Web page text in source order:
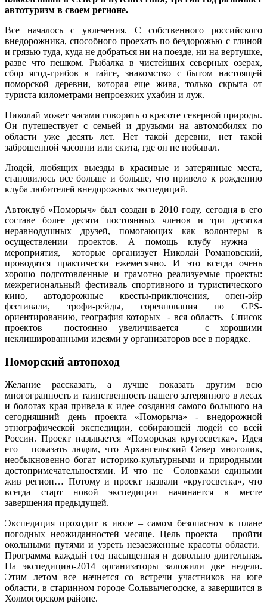
автотуризм в своем регионе.
Все началось с увлечения. С собственного российского
внедорожника, способного проехать по бездорожью с глиной
и грязью туда, куда не добраться ни на поезде, ни на вертушке,
разве что пешком. Рыбалка в чистейших северных озерах,
сбор ягод-грибов в тайге, знакомство с бытом настоящей
поморской деревни, которая еще жива, только скрыта от
туриста километрами непроезжих ухабин и луж.
Николай может часами говорить о красоте северной природы.
Он путешествует с семьей и друзьями на автомобилях по
области уже десять лет. Нет такой деревни, нет такой
заброшенной часовни или скита, где он не побывал.
Людей, любящих выезды в красивые и затерянные места,
становилось все больше и больше, что привело к рождению
клуба любителей внедорожных экспедиций.
Автоклуб «Поморыч» был создан в 2010 году, сегодня в его
составе более десяти постоянных членов и три десятка
неравнодушных друзей, помогающих как волонтеры в
осуществлении проектов. А помощь клубу нужна –
мероприятия, которые организует Николай Романовский,
проводятся практически ежемесячно. И это всегда очень
хорошо подготовленные и грамотно реализуемые проекты:
межрегиональный фестиваль спортивного и туристического
кино, автодорожные квесты-приключения, опен-эйр
фестивали, трофи-рейды, соревнования по GPS-
ориентированию, география которых - вся область. Список
проектов постоянно увеличивается – с хорошими
неклишированными идеями у организаторов все в порядке.
Поморский автопоход
Желание рассказать, а лучше показать другим всю
многогранность и таинственность нашего затерянного в лесах
и болотах края привела к идее создания самого большого на
сегодняшний день проекта «Поморыча» - внедорожной
этнографической экспедиции, собирающей людей со всей
России. Проект называется «Поморская кругосветка». Идея
его – показать людям, что Архангельский Север многолик,
необыкновенно богат историко-культурными и природными
достопримечательностями. И что не Соловками едиными
жив регион… Потому и проект назвали «кругосветка», что
всегда старт новой экспедиции начинается в месте
завершения предыдущей.
Экспедиция проходит в июле – самом безопасном в плане
погодных неожиданностей месяце. Цель проекта – пройти
окольными путями и узреть незаезженные красоты области.
Программа каждый год насыщенная и довольно длительная.
На экспедицию-2014 организаторы заложили две недели.
Этим летом все начнется со встречи участников на юге
области, в старинном городе Сольвычегодске, а завершится в
Холмогорском районе.